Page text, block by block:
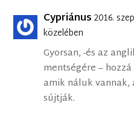
Cypriánus 2016.
közelében
Gyorsan, -és az
mentségére –
amik náluk vannak,
sújtják.